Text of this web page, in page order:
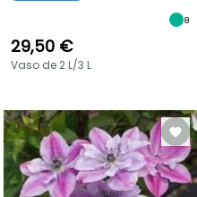
8
29,50 €
Vaso de 2 L/3 L